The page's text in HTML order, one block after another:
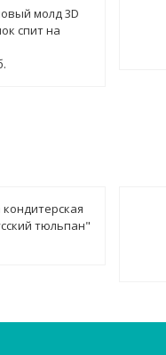
молд 3D
спит на
тюльпан"